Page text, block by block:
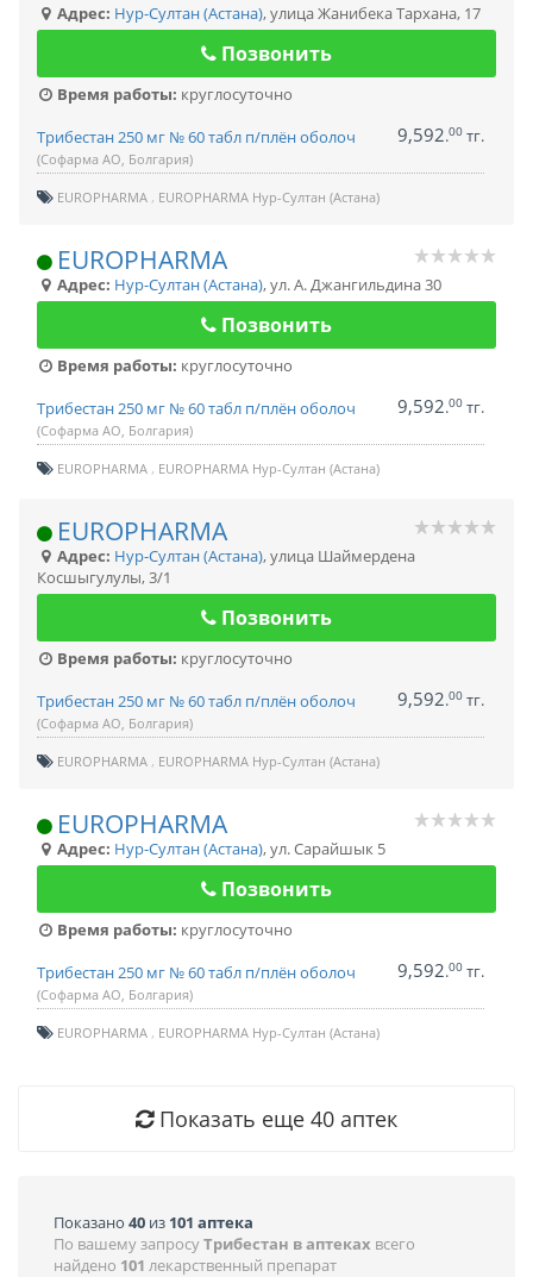
Адрес: Нур-Султан (Астана),улица Жанибека Тархана, 17
Позвонить
Время работы: круглосуточно
Трибестан 250 мг № 60 табл п/плён оболоч
(Софарма АО, Болгария)
9,592.00 тг.
EUROPHARMA EUROPHARMA Нур-Султан (Астана)
EUROPHARMA
Адрес: Нур-Султан (Астана),ул. А. Джангильдина 30
Позвонить
Время работы: круглосуточно
Трибестан 250 мг № 60 табл п/плён оболоч
(Софарма АО, Болгария)
9,592.00 тг.
EUROPHARMA EUROPHARMA Нур-Султан (Астана)
EUROPHARMA
Адрес: Нур-Султан (Астана),улица Шаймердена
Косшыгулулы, 3/1
Позвонить
Время работы: круглосуточно
Трибестан 250 мг № 60 табл п/плён оболоч
(Софарма АО, Болгария)
9,592.00 тг.
EUROPHARMA EUROPHARMA Нур-Султан (Астана)
EUROPHARMA
Адрес: Нур-Султан (Астана),ул. Сарайшык 5
Позвонить
Время работы: круглосуточно
Трибестан 250 мг № 60 табл п/плён оболоч
(Софарма АО, Болгария)
9,592.00 тг.
EUROPHARMA EUROPHARMA Нур-Султан (Астана)
Показать еще 40 аптек
Показано 40 из 101 аптека
По вашему запросуТрибестан в аптеках всего
найдено 101 лекарственный препарат